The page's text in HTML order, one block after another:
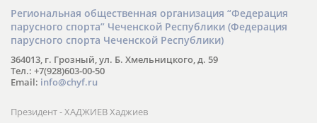
форме вебинаров и индивидуальных занятий, круглые столы
российских и международных тренеров, организация фестивалей;
онлайн трансляция мероприятий и турниров.
Региональная общественная организация “Федерация
парусного спорта” Чеченской Республики (Федерация
парусного спорта Чеченской Республики)
364013, г. Грозный, ул. Б. Хмельницкого, д. 59
Тел.: +7(928)603-00-50
Email: info@chyf.ru
Президент - ХАДЖИЕВ Хаджиев